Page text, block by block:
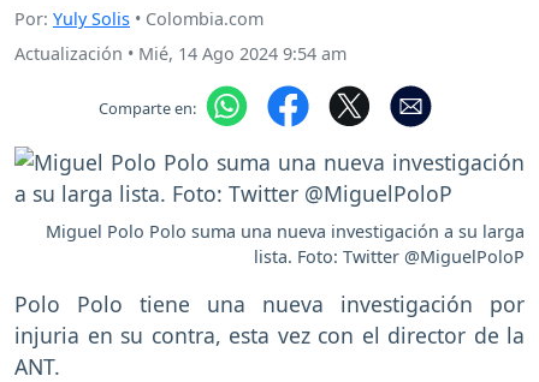
Por: Yuly Solis • Colombia.com
Actualización • Mié, 14 Ago 2024 9:54 am
Comparte en:
Miguel Polo Polo suma una nueva investigación a su larga
lista. Foto: Twitter @MiguelPoloP
Polo Polo tiene una nueva investigación por
injuria en su contra, esta vez con el director de la
ANT.